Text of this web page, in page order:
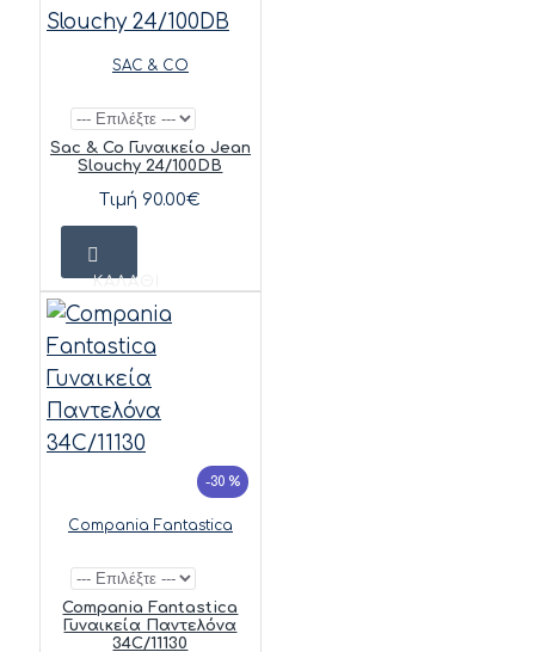
SAC & CO
Sac & Co Γυναικείο Jean
Slouchy 24/100DB
Τιμή 90.00€
ΚΑΛΆΘΙ
-30 %
Compania Fantastica
Compania Fantastica
Γυναικεία Παντελόνα
34C/11130